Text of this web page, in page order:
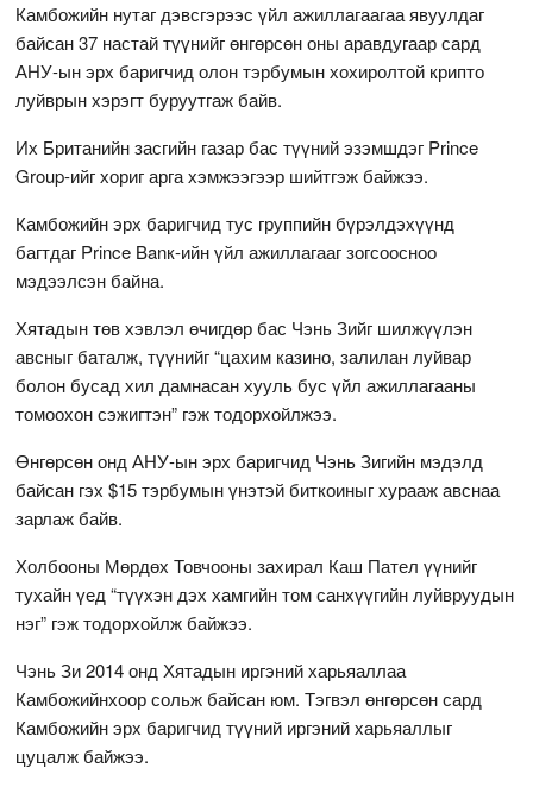
Камбожийн нутаг дэвсгэрээс үйл ажиллагаагаа явуулдаг
байсан 37 настай түүнийг өнгөрсөн оны аравдугаар сард
АНУ-ын эрх баригчид олон тэрбумын хохиролтой крипто
луйврын хэрэгт буруутгаж байв.
Их Британийн засгийн газар бас түүний эзэмшдэг Prince
Group-ийг хориг арга хэмжээгээр шийтгэж байжээ.
Камбожийн эрх баригчид тус группийн бүрэлдэхүүнд
багтдаг Prince Banк-ийн үйл ажиллагааг зогсоосноо
мэдээлсэн байна.
Хятадын төв хэвлэл өчигдөр бас Чэнь Зийг шилжүүлэн
авсныг баталж, түүнийг “цахим казино, залилан луйвар
болон бусад хил дамнасан хууль бус үйл ажиллагааны
томоохон сэжигтэн” гэж тодорхойлжээ.
Өнгөрсөн онд АНУ-ын эрх баригчид Чэнь Зигийн мэдэлд
байсан гэх $15 тэрбумын үнэтэй биткоиныг хурааж авснаа
зарлаж байв.
Холбооны Мөрдөх Товчооны захирал Каш Пател үүнийг
тухайн үед “түүхэн дэх хамгийн том санхүүгийн луйвруудын
нэг” гэж тодорхойлж байжээ.
Чэнь Зи 2014 онд Хятадын иргэний харьяаллаа
Камбожийнхоор сольж байсан юм. Тэгвэл өнгөрсөн сард
Камбожийн эрх баригчид түүний иргэний харьяаллыг
цуцалж байжээ.